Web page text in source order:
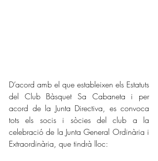
D’acord amb el que estableixen els Estatuts
del Club Bàsquet Sa Cabaneta i per
acord de la Junta Directiva, es convoca
tots els socis i sòcies del club a la
celebració de la Junta General Ordinària i
Extraordinària, que tindrà lloc: